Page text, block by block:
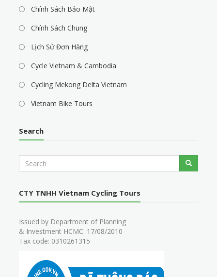
Chính Sách Bảo Mật
Chính Sách Chung
Lịch Sử Đơn Hàng
Cycle Vietnam & Cambodia
Cycling Mekong Delta Vietnam
Vietnam Bike Tours
Search
e
c
Search
CTY TNHH Vietnam Cycling Tours
Issued by Department of Planning
& Investment HCMC: 17/08/2010
Tax code: 0310261315